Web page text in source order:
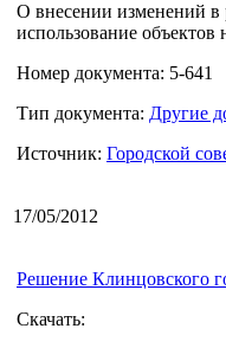
О внесении изменений в
использование
Номер документа: 5-641
Тип документа: Другие
Источник: Городской
17/05/2012
Решение Клинцовского
Скачать: